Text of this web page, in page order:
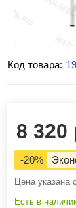
Код товара:
8 320
-20%
Цена
Есть в